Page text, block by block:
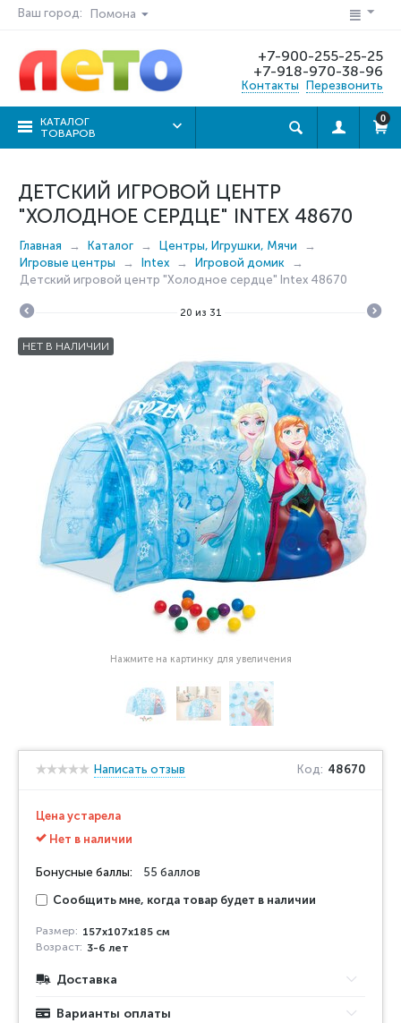
Ваш город: Помона
+7-900-255-25-25
+7-918-970-38-96
Контакты Перезвонить
КАТАЛОГ
ТОВАРОВ
0
ДЕТСКИЙ ИГРОВОЙ ЦЕНТР
"ХОЛОДНОЕ СЕРДЦЕ" INTEX 48670
Главная Каталог
Центры, Игрушки, Мячи
Игровые центры
Intex
Игровой домик
Детский игровой центр "Холодное сердце" Intex 48670
20 из 31
НЕТ В НАЛИЧИИ
Нажмите на картинку для увеличения
Написать отзыв Код: 48670
Цена устарела
Нет в наличии
Бонусные баллы: 55 баллов
Сообщить мне, когда товар будет в наличии
Размер: 157x107x185 см
Возраст: 3-6 лет
Доставка
Варианты оплаты